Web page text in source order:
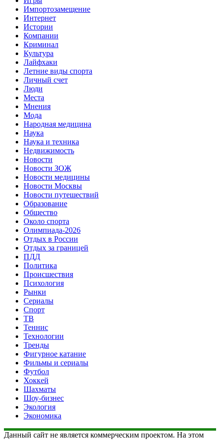
Импортозамещение
Интернет
Истории
Компании
Криминал
Культура
Лайфхаки
Летние виды спорта
Личный счет
Люди
Места
Мнения
Мода
Народная медицина
Наука
Наука и техника
Недвижимость
Новости
Новости ЗОЖ
Новости медицины
Новости Москвы
Новости путешествий
Образование
Общество
Около спорта
Олимпиада-2026
Отдых в России
Отдых за границей
ПДД
Политика
Происшествия
Психология
Рынки
Сериалы
Спорт
ТВ
Теннис
Технологии
Тренды
Фигурное катание
Фильмы и сериалы
Футбол
Хоккей
Шахматы
Шоу-бизнес
Экология
Экономика
Данный сайт не является коммерческим проектом. На этом